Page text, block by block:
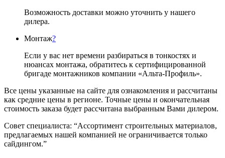
Возможность доставки можно уточнить у нашего
дилера.
Монтаж?
Если у вас нет времени разбираться в тонкостях и
нюансах монтажа, обратитесь к сертифицированной
бригаде монтажников компании «Альта-Профиль».
Все цены указанные на сайте для ознакомления и рассчитаны
как средние цены в регионе. Точные цены и окончательная
стоимость заказа будет рассчитана выбранным Вами дилером.
Совет специалиста: “Ассортимент строительных материалов,
предлагаемых нашей компанией не ограничивается только
сайдингом.”